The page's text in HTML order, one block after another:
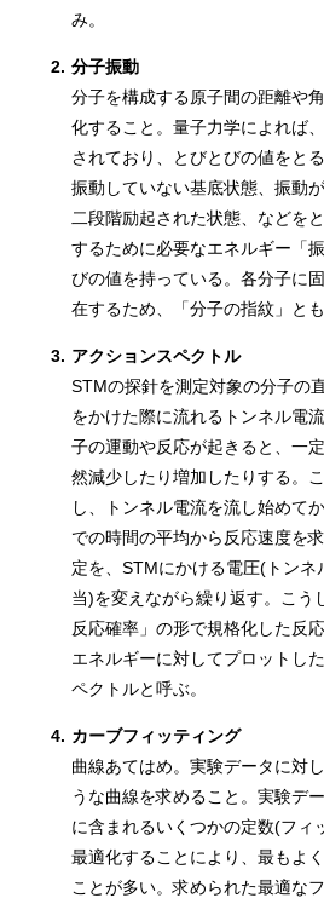
み。
2. 分子振動
分子を構成する原子間の距離や
化すること。量子力学によれば
されており、とびとびの値をと
振動していない基底状態、振動
二段階励起された状態、などを
するために必要なエネルギー「
びの値を持っている。各分子に
在するため、「分子の指紋」とも
3. アクションスペクトル
STMの探針を測定対象の分子の
をかけた際に流れるトンネル電
子の運動や反応が起きると、一
然減少したり増加したりする。
し、トンネル電流を流し始めて
での時間の平均から反応速度を
定を、STMにかける電圧(トンネ
当)を変えながら繰り返す。こう
反応確率」の形で規格化した反
エネルギーに対してプロットし
ペクトルと呼ぶ。
4. カーブフィッティング
曲線あてはめ。実験データに対
うな曲線を求めること。実験デ
に含まれるいくつかの定数(フィ
最適化することにより、最もよ
ことが多い。求められた最適な